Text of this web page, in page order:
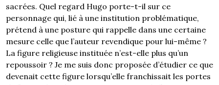
sacrées. Quel regard Hugo porte-t-il sur ce
personnage qui, lié à une institution problématique,
prétend à une posture qui rappelle dans une certaine
mesure celle que l’auteur revendique pour lui-même ?
La figure religieuse instituée n’est-elle plus qu’un
repoussoir ? Je me suis donc proposée d’étudier ce que
devenait cette figure lorsqu’elle franchissait les portes